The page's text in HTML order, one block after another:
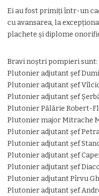
Ei au fost primiți într-un
cu avansarea, la
plachete și diplome
Bravi noștri pompieri sunt:
Plutonier adjutant șef
Plutonier adjutant șef
Plutonier adjutant șef
Plutonier Pălărie Robert-
Plutonier major Mitrache
Plutonier adjutant șef
Plutonier adjutant șef
Plutonier adjutant șef
Plutonier adjutant șef
Plutonier adjutant Pîrvu
Plutonier adjutant șef